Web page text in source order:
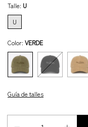
Talle: U
U
Color: VERDE
Guía de talles